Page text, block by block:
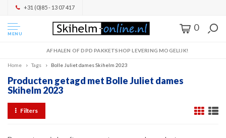
+31 (0)85 - 13 07 417
MENU
0
AFHALEN OF DPD PAKKETSHOP LEVERING MOGELIJK!
Home Tags Bolle Juliet dames Skihelm 2023
Producten getagd met Bolle Juliet dames
Skihelm 2023
Filters